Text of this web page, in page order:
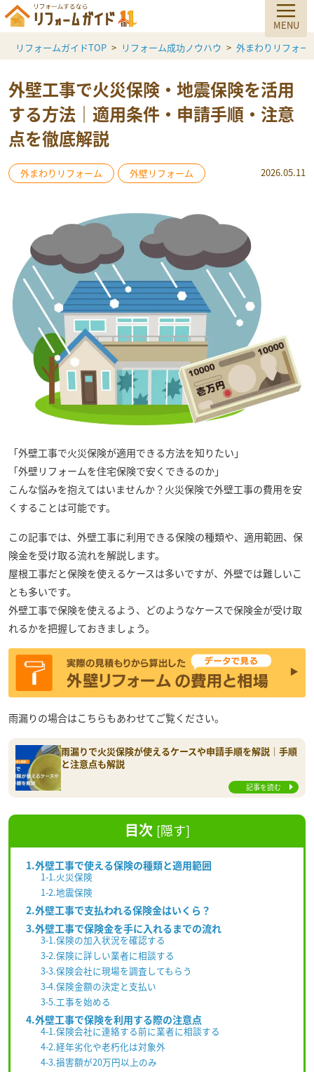
リフォームガイドTOP リフォーム成功ノウハウ 外まわりリフォー
外壁工事で火災保険・地震保険を活用
する方法｜適用条件・申請手順・注意
点を徹底解説
外まわりリフォーム 外壁リフォーム 2026.05.11
「外壁工事で火災保険が適用できる方法を知りたい」
「外壁リフォームを住宅保険で安くできるのか」
こんな悩みを抱えてはいませんか？火災保険で外壁工事の費用を安
くすることは可能です。
この記事では、外壁工事に利用できる保険の種類や、適用範囲、保
険金を受け取る流れを解説します。
屋根工事だと保険を使えるケースは多いですが、外壁では難しいこ
とも多いです。
外壁工事で保険を使えるよう、どのようなケースで保険金が受け取
れるかを把握しておきましょう。
雨漏りの場合はこちらもあわせてご覧ください。
雨漏りで火災保険が使えるケースや申請手順を解説｜手順
と注意点も解説
記事を読む
目次 [隠す]
1.外壁工事で使える保険の種類と適用範囲
1-1.火災保険
1-2.地震保険
2.外壁工事で支払われる保険金はいくら？
3.外壁工事で保険金を手に入れるまでの流れ
3-1.保険の加入状況を確認する
3-2.保険に詳しい業者に相談する
3-3.保険会社に現場を調査してもらう
3-4.保険金額の決定と支払い
3-5.工事を始める
4.外壁工事で保険を利用する際の注意点
4-1.保険会社に連絡する前に業者に相談する
4-2.経年劣化や老朽化は対象外
4-3.損害額が20万円以上のみ